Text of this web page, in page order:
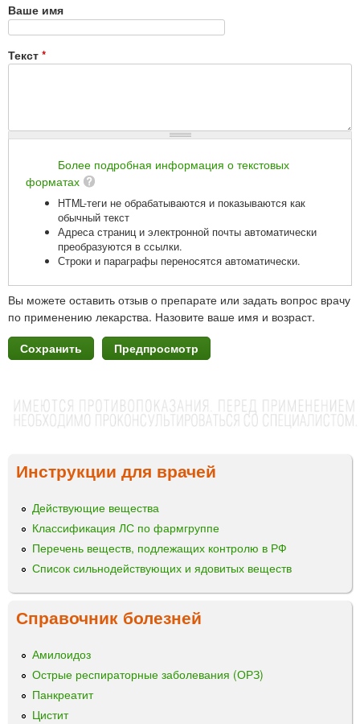
Ваше имя
Текст *
Более подробная информация о текстовых
форматах
HTML-теги не обрабатываются и показываются как
обычный текст
Адреса страниц и электронной почты автоматически
преобразуются в ссылки.
Строки и параграфы переносятся автоматически.
Вы можете оставить отзыв о препарате или задать вопрос врачу
по применению лекарства. Назовите ваше имя и возраст.
Инструкции для врачей
Действующие вещества
Классификация ЛС по фармгруппе
Перечень веществ, подлежащих контролю в РФ
Список сильнодействующих и ядовитых веществ
Справочник болезней
Амилоидоз
Острые респираторные заболевания (ОРЗ)
Панкреатит
Цистит